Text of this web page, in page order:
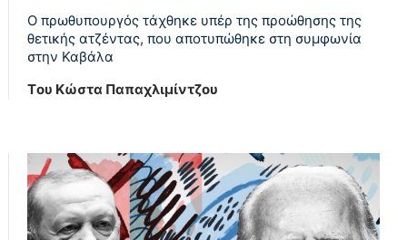
Ο πρωθυπουργός τάχθηκε υπέρ της προώθησης της
θετικής ατζέντας, που αποτυπώθηκε στη συμφωνία
στην Καβάλα
Tου Κώστα Παπαχλιμίντζου